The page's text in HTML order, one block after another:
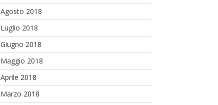
Agosto 2018
Luglio 2018
Giugno 2018
Maggio 2018
Aprile 2018
Marzo 2018